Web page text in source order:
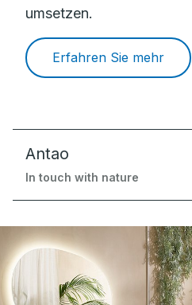
umsetzen.
Erfahren Sie mehr
Antao
In touch with nature